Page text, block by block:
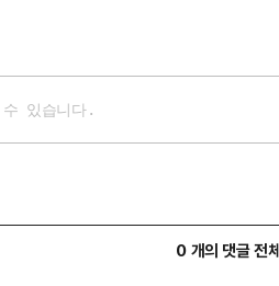
0 개의 댓글 전